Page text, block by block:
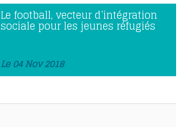
Le football, vecteur d’intégration
sociale pour les jeunes réfugiés
Le 04 Nov 2018